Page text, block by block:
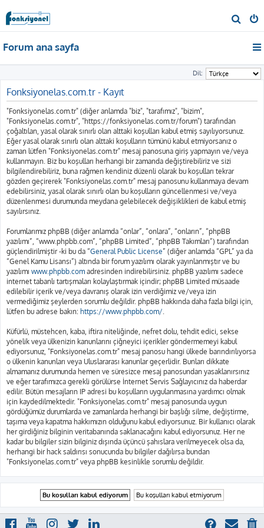
r
Forum ana sayfa
Dil:
Fonksiyonelas.com.tr - Kayıt
"Fonksiyonelas.com.tr" (diğer anlamda "biz", "tarafımız", "bizim",
"Fonksiyonelas.com.tr", "https://fonksiyonelas.com.tr/forum") tarafından
çoğaltılan, yasal olarak sınırlı olan alttaki koşulları kabul etmiş sayılıyorsunuz.
Eğer yasal olarak sınırlı olan alttaki koşulların tümünü kabul etmiyorsanız o
zaman lütfen "Fonksiyonelas.com.tr" mesaj panosuna giriş yapmayın ve/veya
kullanmayın. Biz bu koşulları herhangi bir zamanda değiştirebiliriz ve sizi
bilgilendirebiliriz, buna rağmen kendiniz düzenli olarak bu koşulları tekrar
gözden geçirerek "Fonksiyonelas.com.tr" mesaj panosunu kullanmaya devam
edebilirsiniz, yasal olarak sınırlı olan bu koşulların güncellenmesi ve/veya
düzenlenmesi durumunda meydana gelebilecek değişiklikleri de kabul etmiş
sayılırsınız.
Forumlarımız phpBB (diğer anlamda “onlar”, “onlara”, “onların”, “phpBB
yazılımı”, “www.phpbb.com”, “phpBB Limited”, “phpBB Takımları”) tarafından
güçlendirilmiştir -ki bu da “General Public License” (diğer anlamda “GPL” ya da
“Genel Kamu Lisansı”) altında bir forum yazılımı olarak yayınlanmıştır ve bu
yazılımı www.phpbb.com adresinden indirebilirsiniz. phpBB yazılımı sadece
internet tabanlı tartışmaları kolaylaştırmak içindir; phpBB Limited müsaade
edilebilir içerik ve/veya davranış olarak izin verdiğimiz ve/veya izin
vermediğimiz şeylerden sorumlu değildir. phpBB hakkında daha fazla bilgi için,
lütfen bu adrese bakın: https://www.phpbb.com/.
Küfürlü, müstehcen, kaba, iftira niteliğinde, nefret dolu, tehdit edici, sekse
yönelik veya ülkenizin kanunlarını çiğneyici içerikler göndermemeyi kabul
ediyorsunuz, "Fonksiyonelas.com.tr" mesaj panosu hangi ülkede barındırılıyorsa
o ülkenin kanunları veya Uluslararası kanunlar geçerlidir. Bunları dikkate
almamanız durumunda hemen ve süresizce mesaj panosundan yasaklanırsınız
ve eğer tarafımızca gerekli görülürse İnternet Servis Sağlayıcınız da haberdar
edilir. Bütün mesajların IP adresi bu koşulların uygulanmasına yardımcı olmak
için kaydedilmektedir. "Fonksiyonelas.com.tr" mesaj panosunda uygun
gördüğümüz durumlarda ve zamanlarda herhangi bir başlığı silme, değiştirme,
taşıma veya kapatma hakkımızın olduğunu kabul ediyorsunuz. Bir kullanıcı olarak
her girdiğiniz bilginin veritabanında saklanacağını kabul ediyorsunuz. Her ne
kadar bu bilgiler sizin bilginiz dışında üçüncü şahıslara verilmeyecek olsa da,
herhangi bir hack saldırısı sonucunda bu bilgiler dağılırsa bundan
"Fonksiyonelas.com.tr" veya phpBB kesinlikle sorumlu değildir.